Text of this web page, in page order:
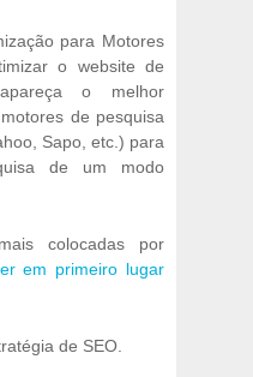
para Motores
o website de
o melhor
de pesquisa
Sapo, etc.) para
de um modo
colocadas por
em primeiro lugar
de SEO.